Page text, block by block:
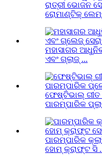
ରାତ୍ରୀ ଭୋଜନ
ରୋମାଣ୍ଟିକ୍
ମହାସାଗର
ଏବଂ ଗ୍ଲାଜ୍ ...
ଫେଷ୍ଟିଭାଲ୍ ଗୀତ
ପାରମ୍ପାରିକ
ପାରମ୍ପାରିକ
ହୋମ୍ କ୍ରାଫ୍ଟ ସି